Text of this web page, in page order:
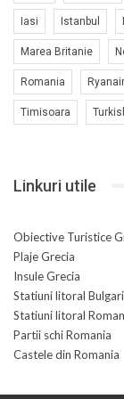
Iasi Istanbul
Marea Britanie
Romania Ryanair
Timisoara
Linkuri utile
Obiective Turistice
Plaje Grecia
Insule Grecia
Statiuni litoral
Statiuni litoral
Partii schi Romania
Castele din Romania